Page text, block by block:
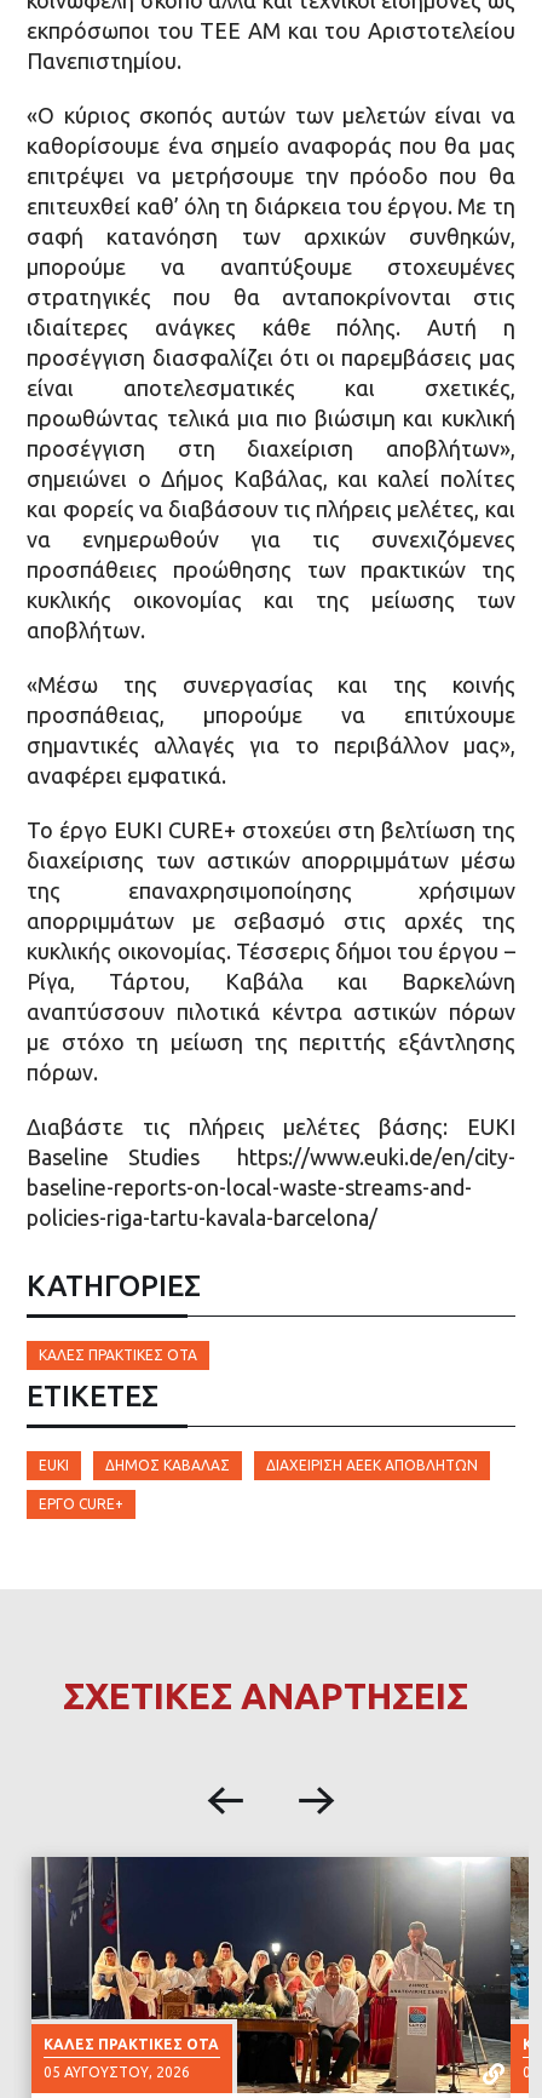
εκπρόσωποι του ΤΕΕ ΑΜ και του Αριστοτελείου
Πανεπιστημίου.
«Ο κύριος σκοπός αυτών των μελετών είναι να
καθορίσουμε ένα σημείο αναφοράς που θα μας
επιτρέψει να μετρήσουμε την πρόοδο που θα
επιτευχθεί καθ’ όλη τη διάρκεια του έργου. Με τη
σαφή κατανόηση των αρχικών συνθηκών,
μπορούμε να αναπτύξουμε στοχευμένες
στρατηγικές που θα ανταποκρίνονται στις
ιδιαίτερες ανάγκες κάθε πόλης. Αυτή η
προσέγγιση διασφαλίζει ότι οι παρεμβάσεις μας
είναι αποτελεσματικές και σχετικές,
προωθώντας τελικά μια πιο βιώσιμη και κυκλική
προσέγγιση στη διαχείριση αποβλήτων»,
σημειώνει ο Δήμος Καβάλας, και καλεί πολίτες
και φορείς να διαβάσουν τις πλήρεις μελέτες, και
να ενημερωθούν για τις συνεχιζόμενες
προσπάθειες προώθησης των πρακτικών της
κυκλικής οικονομίας και της μείωσης των
αποβλήτων.
«Μέσω της συνεργασίας και της κοινής
προσπάθειας, μπορούμε να επιτύχουμε
σημαντικές αλλαγές για το περιβάλλον μας»,
αναφέρει εμφατικά.
Το έργο EUKI CURE+ στοχεύει στη βελτίωση της
διαχείρισης των αστικών απορριμμάτων μέσω
της επαναχρησιμοποίησης χρήσιμων
απορριμμάτων με σεβασμό στις αρχές της
κυκλικής οικονομίας. Τέσσερις δήμοι του έργου –
Ρίγα, Τάρτου, Καβάλα και Βαρκελώνη
αναπτύσσουν πιλοτικά κέντρα αστικών πόρων
με στόχο τη μείωση της περιττής εξάντλησης
πόρων.
Διαβάστε τις πλήρεις μελέτες βάσης: EUKI
Baseline Studies https://www.euki.de/en/city-
baseline-reports-on-local-waste-streams-and-
policies-riga-tartu-kavala-barcelona/
ΚΑΤΗΓΟΡΙΕΣ
ΚΑΛΈΣ ΠΡΑΚΤΙΚΈΣ ΟΤΑ
ΕΤΙΚΈΤΕΣ
EUKI ΔΉΜΟΣ ΚΑΒΆΛΑΣ ΔΙΑΧΕΊΡΙΣΗ ΑΕΕΚ ΑΠΟΒΛΉΤΩΝ
ΈΡΓΟ CURE+
ΣΧΕΤΙΚΕΣ ΑΝΑΡΤΗΣΕΙΣ
ΚΑΛΈΣ ΠΡΑΚΤΙΚΈΣ ΟΤΑ
05 ΑΥΓΟΎΣΤΟΥ, 2026